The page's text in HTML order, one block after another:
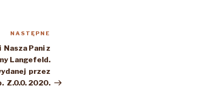
NASTĘPNE
Pani z
Langefeld.
przez
Z.O.O. 2020.